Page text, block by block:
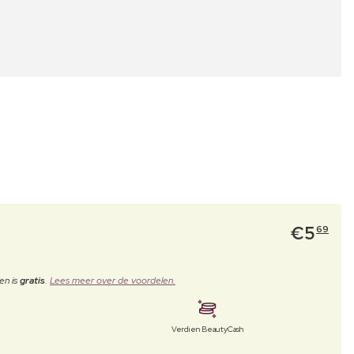
€569
isgratis. Lees meer over de voordelen.
Verdien BeautyCash